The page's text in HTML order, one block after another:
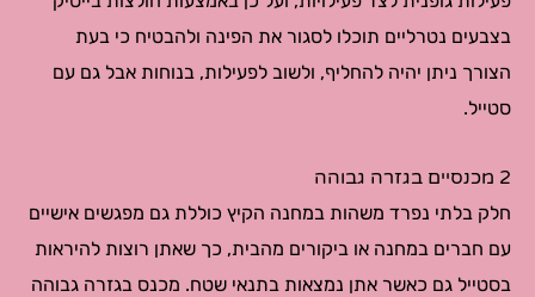
בצבעים נטרליים תוכלו לסגור את הפינה ולהבטיח כי בעת
הצורך ניתן יהיה להחליף, ולשוב לפעילות, בנוחות אבל גם עם
סטייל.
2 מכנסיים בגזרה גבוהה
חלק בלתי נפרד משהות במחנה הקיץ כוללת גם מפגשים אישיים
עם חברים במחנה או ביקורים מהבית, כך שאתן רוצות להיראות
בסטייל גם כאשר אתן נמצאות בתנאי שטח. מכנס בגזרה גבוהה